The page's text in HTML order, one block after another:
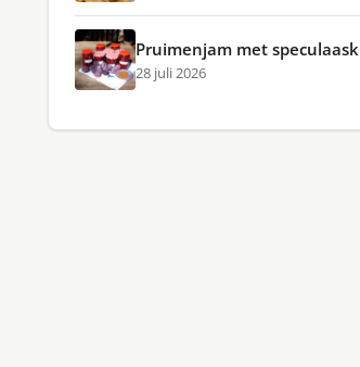
Pruimenjam met
28 juli 2026